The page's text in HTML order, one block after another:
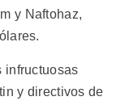
y Naftohaz,
infructuosas
y directivos de